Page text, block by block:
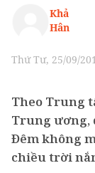
Khả
Hân
Thứ Tư, 25/09/
Theo Trung
Trung ương,
Đêm không
chiều trời